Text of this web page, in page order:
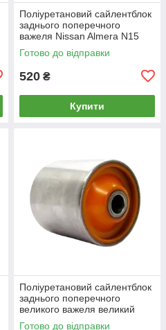
Поліуретановий сайлентблок
заднього поперечного
важеля Nissan Almera N15
1995-2000 внутрішній та
зовнішній
Готово до відправки
520 ₴
Купити
Поліуретановий cайлентблок
заднього поперечного
великого важеля великий
NISSAN Maxima 1994-1999
Готово до відправки